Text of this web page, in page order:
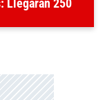
Llegarán 250